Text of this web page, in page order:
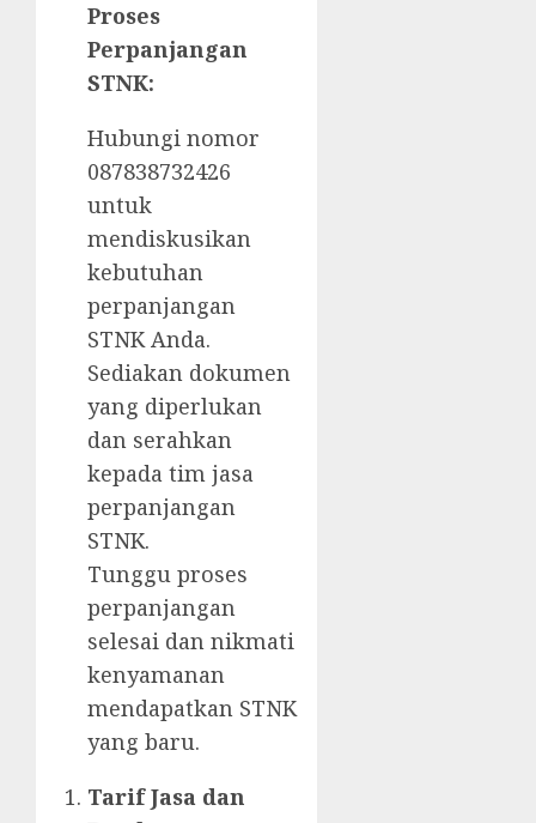
Proses
Perpanjangan
STNK:
Hubungi nomor
087838732426
untuk
mendiskusikan
kebutuhan
perpanjangan
STNK Anda.
Sediakan dokumen
yang diperlukan
dan serahkan
kepada tim jasa
perpanjangan
STNK.
Tunggu proses
perpanjangan
selesai dan nikmati
kenyamanan
mendapatkan STNK
yang baru.
Tarif Jasa dan